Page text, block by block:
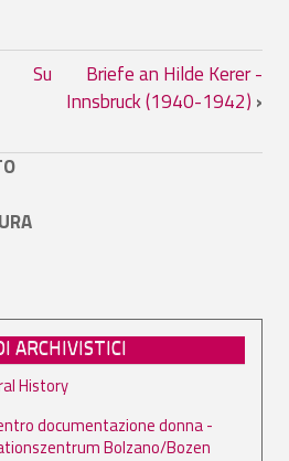
del book per
Su
Briefe an Hilde Kerer -
Innsbruck (1940-1942) ›
ARCHIVISTICI
History
documentazione donna -
Bolzano/Bozen